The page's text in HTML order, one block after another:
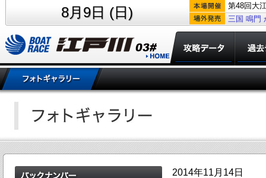
8月9日 (日)
第48回大
三国 鳴門
2014年11月14日